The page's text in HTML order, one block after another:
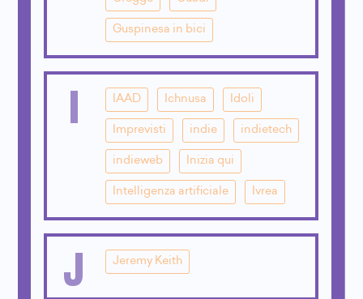
Guspinesa in bici
I IAAD Ichnusa Idoli
Imprevisti indie indietech
indieweb Inizia qui
Intelligenza artificiale Ivrea
J Jeremy Keith